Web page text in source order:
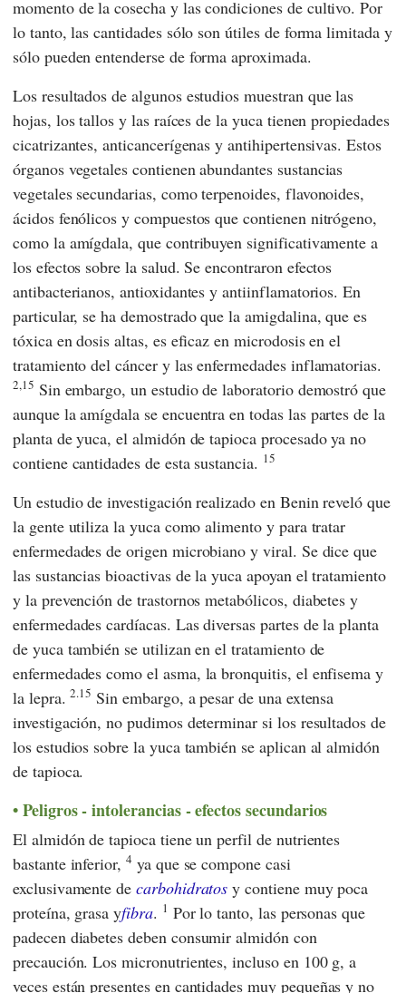
momento de la cosecha y las condiciones de cultivo. Por
lo tanto, las cantidades sólo son útiles de forma limitada y
sólo pueden entenderse de forma aproximada.
Los resultados de algunos estudios muestran que las
hojas, los tallos y las raíces de la yuca tienen propiedades
cicatrizantes, anticancerígenas y antihipertensivas. Estos
órganos vegetales contienen abundantes sustancias
vegetales secundarias, como terpenoides, flavonoides,
ácidos fenólicos y compuestos que contienen nitrógeno,
como la amígdala, que contribuyen significativamente a
los efectos sobre la salud. Se encontraron efectos
antibacterianos, antioxidantes y antiinflamatorios. En
particular, se ha demostrado que la amigdalina, que es
tóxica en dosis altas, es eficaz en microdosis en el
tratamiento del cáncer y las enfermedades inflamatorias.
2,15 Sin embargo, un estudio de laboratorio demostró que
aunque la amígdala se encuentra en todas las partes de la
planta de yuca, el almidón de tapioca procesado ya no
contiene cantidades de esta sustancia. 15
Un estudio de investigación realizado en Benin reveló que
la gente utiliza la yuca como alimento y para tratar
enfermedades de origen microbiano y viral. Se dice que
las sustancias bioactivas de la yuca apoyan el tratamiento
y la prevención de trastornos metabólicos, diabetes y
enfermedades cardíacas. Las diversas partes de la planta
de yuca también se utilizan en el tratamiento de
enfermedades como el asma, la bronquitis, el enfisema y
la lepra.2.15 Sin embargo, a pesar de una extensa
investigación, no pudimos determinar si los resultados de
los estudios sobre la yuca también se aplican al almidón
de tapioca.
Peligros - intolerancias - efectos secundarios
El almidón de tapioca tiene un perfil de nutrientes
bastante inferior, 4 ya que se compone casi
exclusivamente decarbohidratos y contiene muy poca
proteína, grasa yfibra. 1 Por lo tanto, las personas que
padecen diabetes deben consumir almidón con
precaución. Los micronutrientes, incluso en 100 g, a
veces están presentes en cantidades muy pequeñas y no